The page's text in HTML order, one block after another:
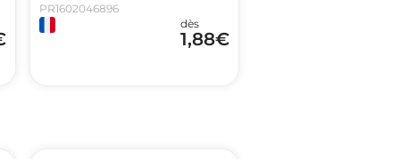
PR1602046896
dès
1,88€